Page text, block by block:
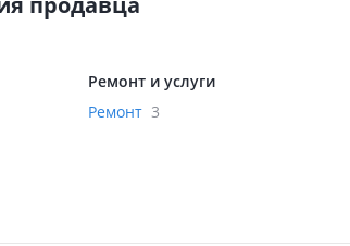
Ремонт и услуги
Ремонт 3